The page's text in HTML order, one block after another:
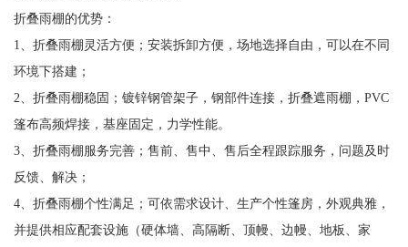
折叠雨棚的优势：
1、折叠雨棚灵活方便；安装拆卸方便，场地选择自由，可以在不同
环境下搭建；
2、折叠雨棚稳固；镀锌钢管架子，钢部件连接，折叠遮雨棚，PVC
篷布高频焊接，基座固定，力学性能。
3、折叠雨棚服务完善；售前、售中、售后全程跟踪服务，问题及时
反馈、解决；
4、折叠雨棚个性满足；可依需求设计、生产个性篷房，外观典雅，
并提供相应配套设施（硬体墙、高隔断、顶幔、边幔、地板、家